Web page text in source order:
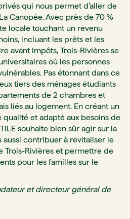
qui nous permet d’aller de
Canopée. Avec près de 70 %
locale touchant un revenu
incluant les prêts et les
avant impôts, Trois-Rivières se
où les personnes
Pas étonnant dans ce
tiers des ménages étudiants
de 2 chambres et
liés au logement. En créant un
et adapté aux besoins de
souhaite bien sûr agir sur la
contribuer à revitaliser le
Trois-Rivières et permettre de
pour les familles sur le
et directeur général de